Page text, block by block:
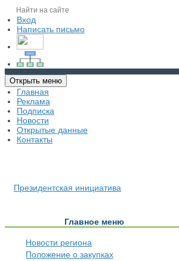
Вход
Написать письмо
Открыть меню
Главная
Реклама
Подписка
Новости
Открытые данные
Контакты
Президентская инициатива
Главное меню
Новости региона
Положение о закупках